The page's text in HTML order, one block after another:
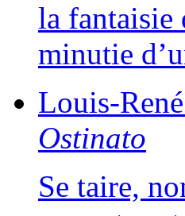
la fan­tai­sie
minu­tie
Louis-René
Ostinato
Se taire,